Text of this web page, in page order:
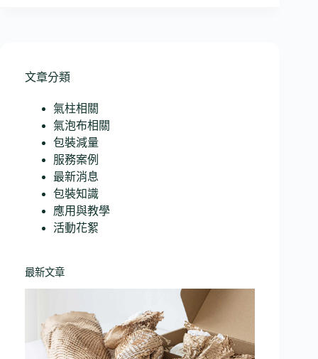
文章分類
氣柱相關
氣泡布相關
包裝減量
服務案例
最新消息
包裝知識
應用與教學
活動花絮
最新文章